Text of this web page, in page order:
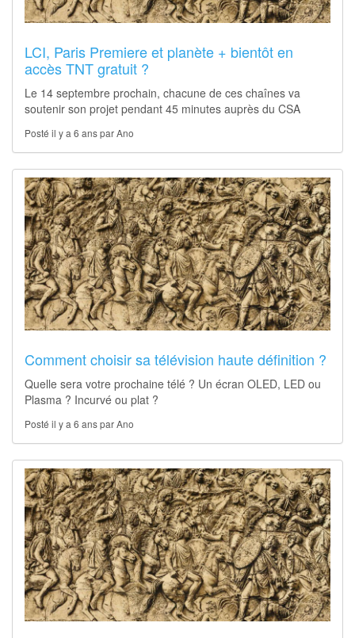
LCI, Paris Premiere et planète + bientôt en
accès TNT gratuit ?
Le 14 septembre prochain, chacune de ces chaînes va
soutenir son projet pendant 45 minutes auprès du CSA
Posté il y a 6 ans par Ano
Comment choisir sa télévision haute définition ?
Quelle sera votre prochaine télé ? Un écran OLED, LED ou
Plasma ? Incurvé ou plat ?
Posté il y a 6 ans par Ano